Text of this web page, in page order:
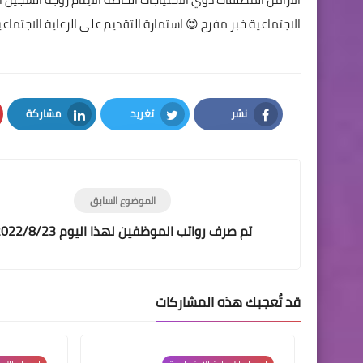
الاجتماعية خبر مفرح 😍 استمارة التقديم على الرعاية
نشر
Facebook
تغريد
Twitter
مشاركة
LinkedIn
الموضوع السابق
تم صرف رواتب الموظفين لهذا اليوم 2022/8/23
قد تُعجبك هذه المشاركات